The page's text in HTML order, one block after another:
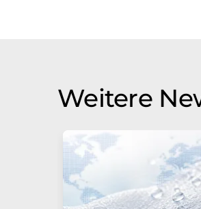
Weitere